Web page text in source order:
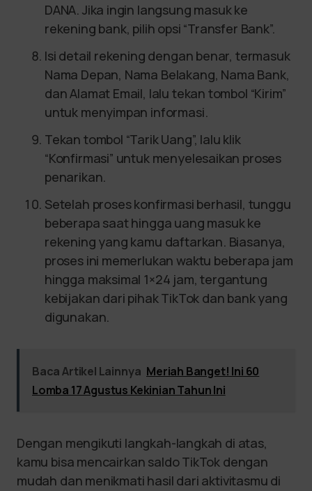
DANA. Jika ingin langsung masuk ke
rekening bank, pilih opsi “Transfer Bank”.
Isi detail rekening dengan benar, termasuk
Nama Depan, Nama Belakang, Nama Bank,
dan Alamat Email, lalu tekan tombol “Kirim”
untuk menyimpan informasi.
Tekan tombol “Tarik Uang”, lalu klik
“Konfirmasi” untuk menyelesaikan proses
penarikan.
Setelah proses konfirmasi berhasil, tunggu
beberapa saat hingga uang masuk ke
rekening yang kamu daftarkan. Biasanya,
proses ini memerlukan waktu beberapa jam
hingga maksimal 1×24 jam, tergantung
kebijakan dari pihak TikTok dan bank yang
digunakan.
Baca Artikel Lainnya Meriah Banget! Ini 60
Lomba 17 Agustus Kekinian Tahun Ini
Dengan mengikuti langkah-langkah di atas,
kamu bisa mencairkan saldo TikTok dengan
mudah dan menikmati hasil dari aktivitasmu di